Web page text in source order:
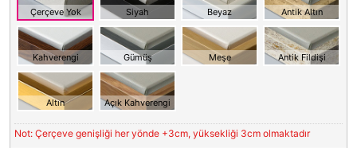
Çerçeve Yok Siyah Beyaz Antik Altın
Kahverengi Gümüş Meşe Antik Fildişi
Altın Açık Kahverengi
Not: Çerçeve genişliği her yönde +3cm, yüksekliği 3cm olmaktadır